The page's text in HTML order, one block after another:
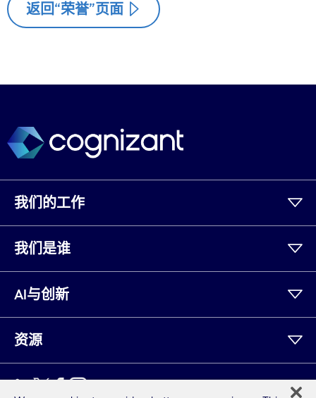
返回“荣誉”页面
我们的工作
我们是谁
AI与创新
资源